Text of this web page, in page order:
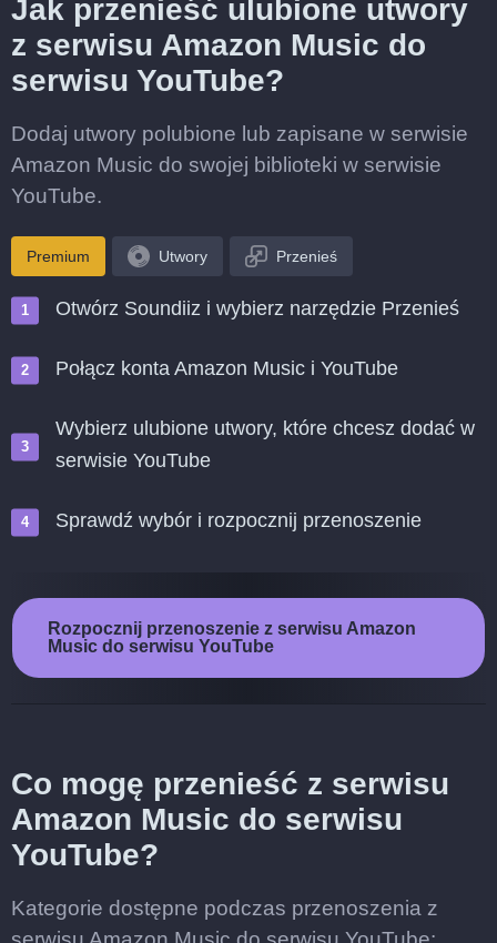
Jak przenieść ulubione utwory
z serwisu Amazon Music do
serwisu YouTube?
Dodaj utwory polubione lub zapisane w serwisie
Amazon Music do swojej biblioteki w serwisie
YouTube.
Premium Utwory Przenieś
Otwórz Soundiiz i wybierz narzędzie Przenieś
Połącz konta Amazon Music i YouTube
Wybierz ulubione utwory, które chcesz dodać w
serwisie YouTube
Sprawdź wybór i rozpocznij przenoszenie
Rozpocznij przenoszenie z serwisu Amazon
Music do serwisu YouTube
Co mogę przenieść z serwisu
Amazon Music do serwisu
YouTube?
Kategorie dostępne podczas przenoszenia z